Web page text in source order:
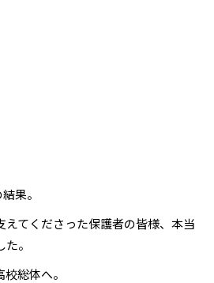
果。
えてくださった保護者の皆様、本当
。
総体へ。